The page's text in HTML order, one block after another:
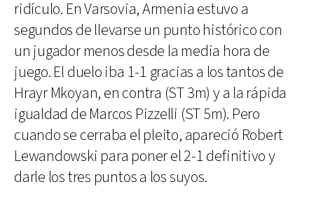
ridículo. En Varsovia, Armenia estuvo a
segundos de llevarse un punto histórico con
un jugador menos desde la media hora de
juego. El duelo iba 1-1 gracias a los tantos de
Hrayr Mkoyan, en contra (ST 3m) y a la rápida
igualdad de Marcos Pizzelli (ST 5m). Pero
cuando se cerraba el pleito, apareció Robert
Lewandowski para poner el 2-1 definitivo y
darle los tres puntos a los suyos.